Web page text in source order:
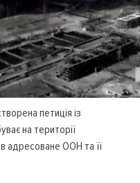
петиція із
на території
адресоване ООН та її